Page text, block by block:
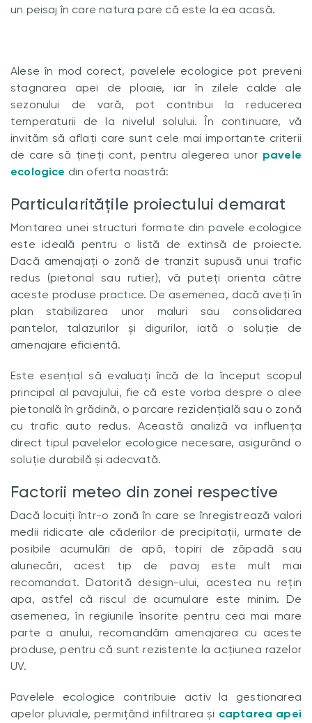
un peisaj în care natura pare că este la ea acasă.
Alese în mod corect, pavelele ecologice pot preveni
stagnarea apei de ploaie, iar în zilele calde ale
sezonului de vară, pot contribui la reducerea
temperaturii de la nivelul solului. În continuare, vă
invităm să aflați care sunt cele mai importante criterii
de care să țineți cont, pentru alegerea unor pavele
ecologice din oferta noastră:
Particularitățile proiectului demarat
Montarea unei structuri formate din pavele ecologice
este ideală pentru o listă de extinsă de proiecte.
Dacă amenajați o zonă de tranzit supusă unui trafic
redus (pietonal sau rutier), vă puteți orienta către
aceste produse practice. De asemenea, dacă aveți în
plan stabilizarea unor maluri sau consolidarea
pantelor, talazurilor și digurilor, iată o soluție de
amenajare eficientă.
Este esențial să evaluați încă de la început scopul
principal al pavajului, fie că este vorba despre o alee
pietonală în grădină, o parcare rezidențială sau o zonă
cu trafic auto redus. Această analiză va influența
direct tipul pavelelor ecologice necesare, asigurând o
soluție durabilă și adecvată.
Factorii meteo din zonei respective
Dacă locuiți într-o zonă în care se înregistrează valori
medii ridicate ale căderilor de precipitații, urmate de
posibile acumulări de apă, topiri de zăpadă sau
alunecări, acest tip de pavaj este mult mai
recomandat. Datorită design-ului, acestea nu rețin
apa, astfel că riscul de acumulare este minim. De
asemenea, în regiunile însorite pentru cea mai mare
parte a anului, recomandăm amenajarea cu aceste
produse, pentru că sunt rezistente la acțiunea razelor
UV.
Pavelele ecologice contribuie activ la gestionarea
apelor pluviale, permițând infiltrarea și captarea apei